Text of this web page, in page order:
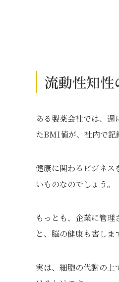
流動性知性
ある製薬会社では、
たBMI値が、社内で記
健康に関わるビジネス
いものなのでしょう。
もっとも、企業に管
と、脳の健康も害しま
実は、細胞の代謝の上